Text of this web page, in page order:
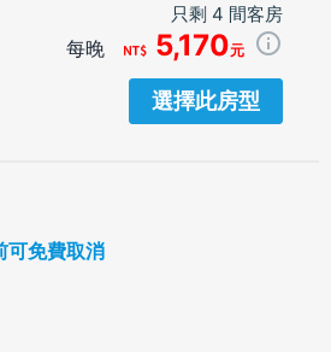
只剩 4 間客房
每晚 5,170元
選擇此房型
免費取消